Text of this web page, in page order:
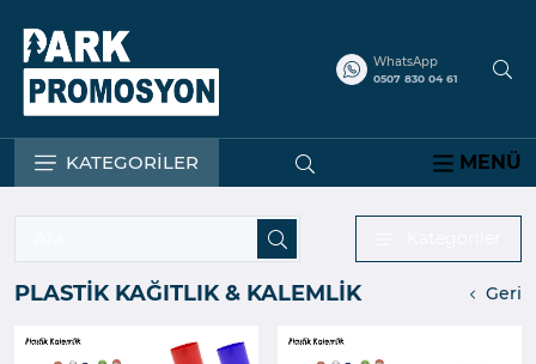
WhatsApp
0507 830 04 61
KATEGORİLER MENÜ
PLASTİK KAĞITLIK & KALEMLİK Geri